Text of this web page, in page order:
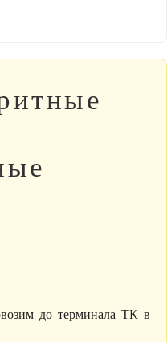
до терминала ТК в